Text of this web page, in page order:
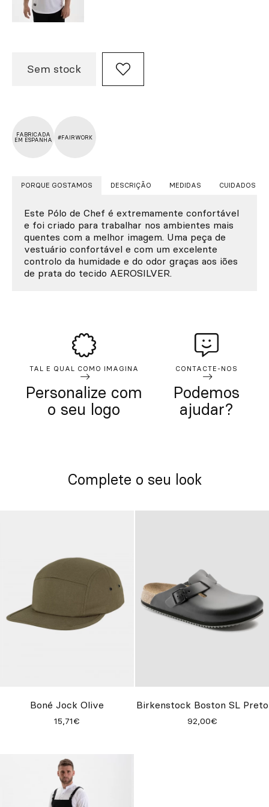
Sem stock
FABRICADA
EM ESPANHA
#FAIRWORK
PORQUE GOSTAMOS DESCRIÇÃO MEDIDAS CUIDADOS
Este Pólo de Chef é extremamente confortável
e foi criado para trabalhar nos ambientes mais
quentes com a melhor imagem. Uma peça de
vestuário confortável e com um excelente
controlo da humidade e do odor graças aos iões
de prata do tecido AEROSILVER.
TAL E QUAL COMO IMAGINA
Personalize com
o seu logo
CONTACTE-NOS
Podemos
ajudar?
Complete o seu look
Boné Jock Olive
15,71€
Birkenstock Boston SL Preto
92,00€